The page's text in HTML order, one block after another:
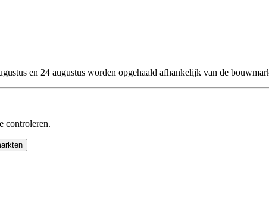
en 24 augustus worden opgehaald afhankelijk van de
controleren.